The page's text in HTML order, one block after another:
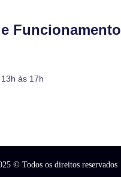
Funcionamento
às 17h
© Todos os direitos reservados